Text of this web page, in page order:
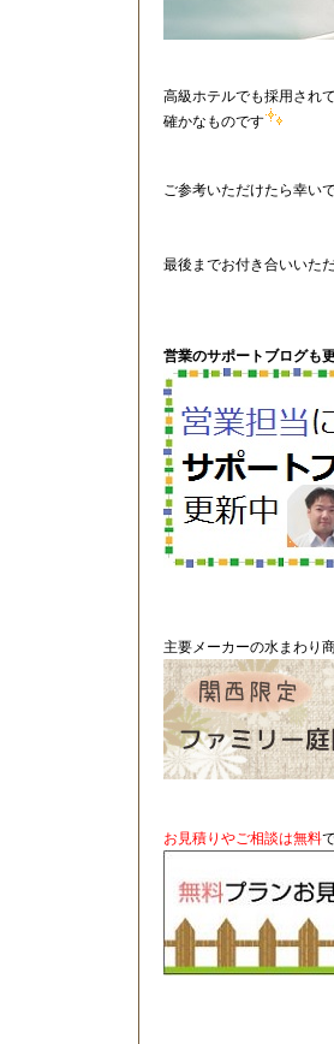
高級ホテルでも採用さ
確かなものです
ご参考いただけたら幸い
最後までお付き合いいた
営業のサポートブログも
主要メーカーの水まわり
お見積りやご相談は無料